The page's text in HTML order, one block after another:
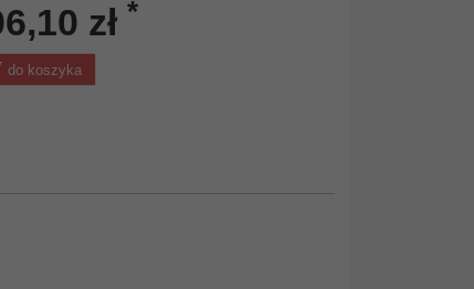
zł *
do koszyka